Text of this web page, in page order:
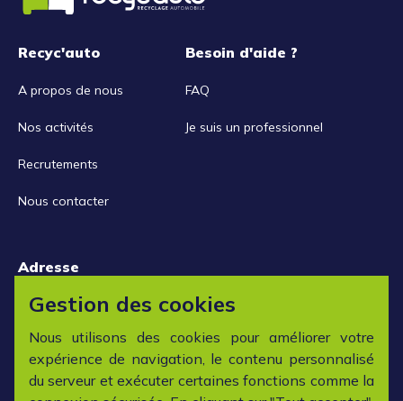
Recyc'auto
A propos de nous
Nos activités
Recrutements
Nous contacter
Besoin d'aide ?
FAQ
Je suis un professionnel
Adresse
15 rue de la Libération
42152 L'horme
Horaires
Gestion des cookies
Nous utilisons des cookies pour améliorer votre
expérience de navigation, le contenu personnalisé
du serveur et exécuter certaines fonctions comme la